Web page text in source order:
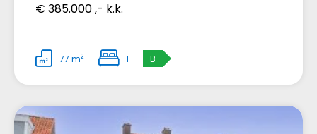
€ 385.000 ,- k.k.
77 m2 1 B